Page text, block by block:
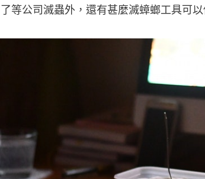
了等公司滅蟲外，還有甚麼滅蟑螂工具可以